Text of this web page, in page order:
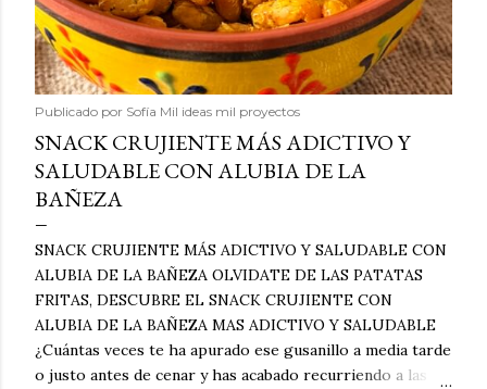
Publicado por Sofía Mil ideas mil proyectos
SNACK CRUJIENTE MÁS ADICTIVO Y
SALUDABLE CON ALUBIA DE LA
BAÑEZA
SNACK CRUJIENTE MÁS ADICTIVO Y SALUDABLE CON
ALUBIA DE LA BAÑEZA OLVIDATE DE LAS PATATAS
FRITAS, DESCUBRE EL SNACK CRUJIENTE CON
ALUBIA DE LA BAÑEZA MAS ADICTIVO Y SALUDABLE
¿Cuántas veces te ha apurado ese gusanillo a media tarde
o justo antes de cenar y has acabado recurriendo a las